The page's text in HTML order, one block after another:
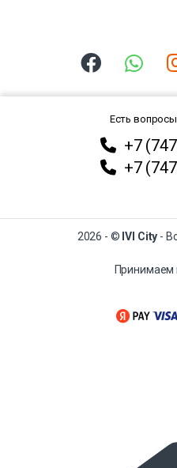
Есть
+7
+7
2026 - © IVI City -
Принимаем